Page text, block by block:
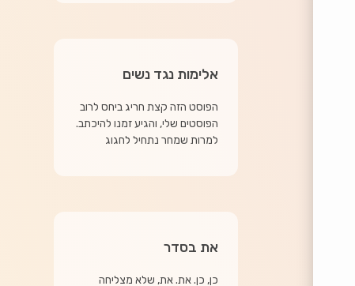
אלימות נגד נשים
הפוסט הזה קצת חריג ביחס לרוב
הפוסטים שלי, והגיע זמנו להיכתב.
למרות שמחר נתחיל לחגוג
את בסדר
כן, כן. את. את, שלא מצליחה